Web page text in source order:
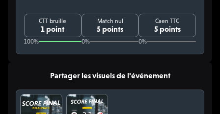
CTT bruille
1 point
100%
Match nul
5 points
0%
Caen TTC
5 points
0%
Partager les visuels de l'événement